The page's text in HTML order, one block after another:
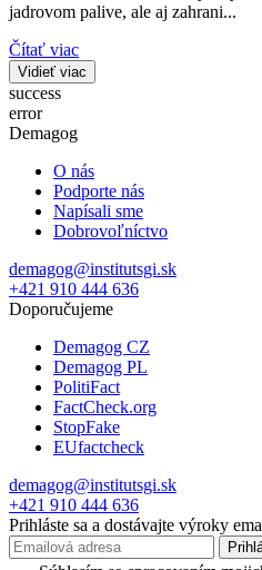
jadrovom palive, ale aj zahrani...
Čítať viac
Vidieť viac
success
error
Demagog
O nás
Podporte nás
Napísali sme
Dobrovoľníctvo
demagog@institutsgi.sk
+421 910 444 636
Doporučujeme
Demagog CZ
Demagog PL
PolitiFact
FactCheck.org
StopFake
EUfactcheck
demagog@institutsgi.sk
+421 910 444 636
Prihláste sa a dostávajte výroky